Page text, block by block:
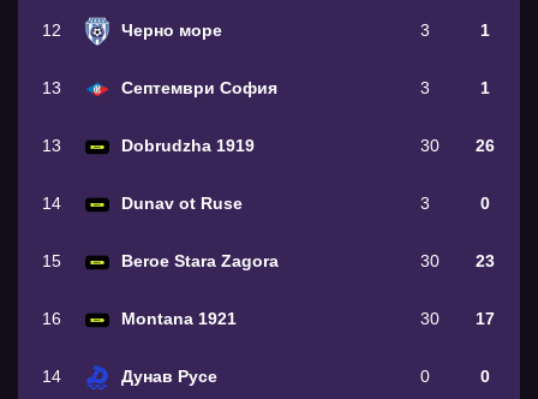
12 Черно море 3 1
13 Септември София 3 1
13 Dobrudzha 1919 30 26
14 Dunav ot Ruse 3 0
15 Beroe Stara Zagora 30 23
16 Montana 1921 30 17
14 Дунав Русе 0 0